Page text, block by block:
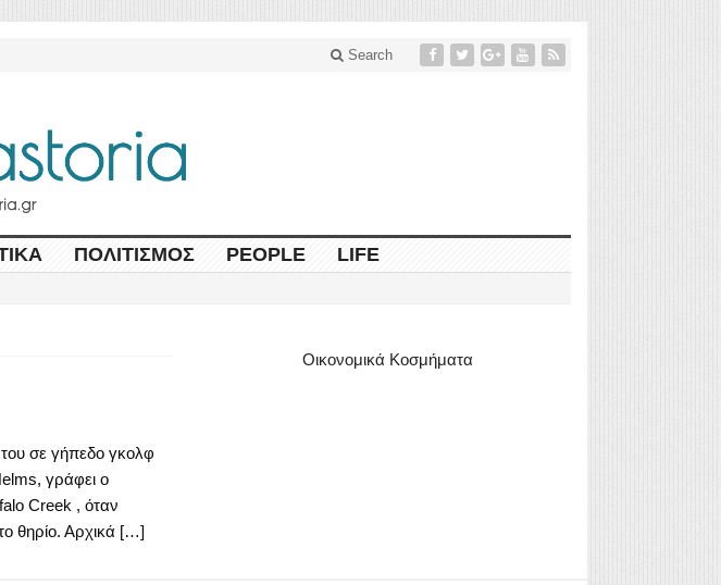
Search
ΠΟΛΙΤΙΣΜΌΣ PEOPLE LIFE
του σε γήπεδο γκολφ
γράφει ο
Creek , όταν
θηρίο. Αρχικά […]
Οικονομικά Κοσμήματα